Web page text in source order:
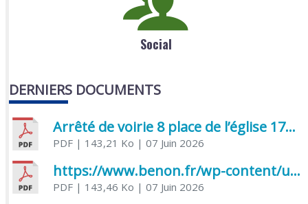
Social
DERNIERS DOCUMENTS
Arrêté de voirie 8 place de l’église 17170 Benon
PDF| 143,21 Ko | 07 Juin 2026
https://www.benon.fr/wp-content/uploads/2026/06/AR-Voirie-Chemin-de-Lafond-du-26-05-2026.pdf
PDF| 143,46 Ko | 07 Juin 2026